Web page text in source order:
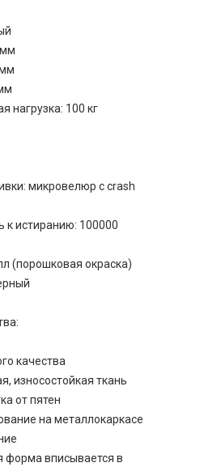
нагрузка: 100 кг
микровелюр с crash
к истиранию: 100000
(порошковая окраска)
качества
износостойкая ткань
от пятен
на металлокаркасе
форма вписывается в